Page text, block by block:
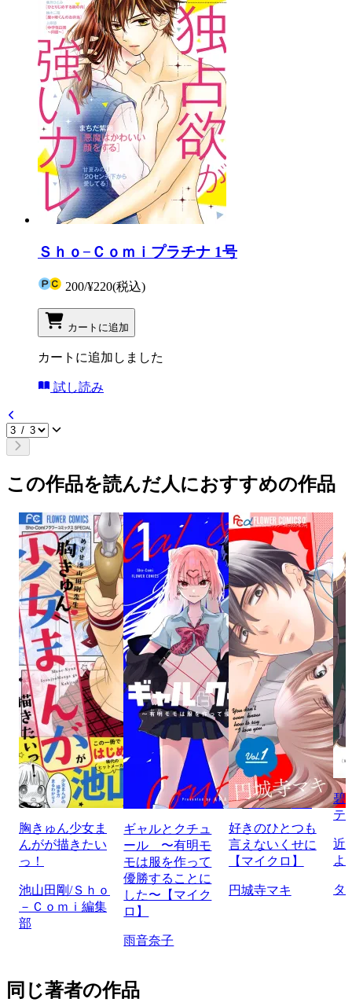
Ｓｈｏ−Ｃｏｍｉプラチナ 1号
200/¥220(税込)
カートに追加
カートに追加しました
試し読み
この作品を読んだ人におすすめの作品
胸きゅん少女ま
んがが描きたい
っ！
池山田剛/Ｓｈｏ
－Ｃｏｍｉ編集
部
ギャルとクチュ
ール 〜有明モ
モは服を作って
優勝することに
した〜【マイク
ロ】
雨音奈子
好きのひとつも
言えないくせに
【マイクロ】
円城寺マキ
碧
テ
近
よ
タ
同じ著者の作品